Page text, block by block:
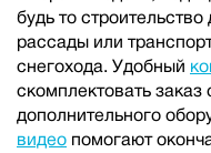
будь то
рассады или
снегохода. Удобный
скомплектовать заказ
дополнительного
видео помогают